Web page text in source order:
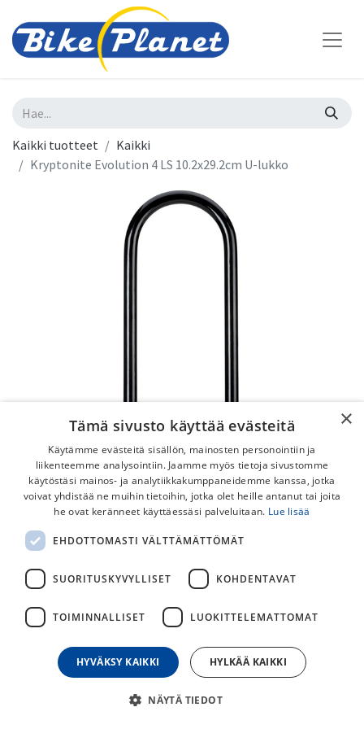
Kaikki tuotteet
Kaikki
Kryptonite Evolution 4 LS 10.2x29.2cm U-lukko
Kryptonite Evolution 4 LS
10.2x29.2cm U-lukko
Huippusuojaava Kryptonite Evolution 4 Series U-Lukko.
Mukana kiinnike, jolla saat lukon kulkemaan tukevasti
pyörässä kiinni. Tämä lukko on normaalia pidempi malli.
110,00 €
×
Tämä sivusto käyttää evästeitä
Käytämme evästeitä sisällön, mainosten personointiin ja
liikenteemme analysointiin. Jaamme myös tietoja sivustomme
käytöstäsi mainos- ja analytiikkakumppaneidemme kanssa, jotka
voivat yhdistää ne muihin tietoihin, jotka olet heille antanut tai joita
he ovat keränneet käyttäessäsi palveluitaan. Lue lisää
EHDOTTOMASTI VÄLTTÄMÄTTÖMÄT
SUORITUSKYVYLLISET KOHDENTAVAT
TOIMINNALLISET LUOKITTELEMATTOMAT
HYVÄKSY KAIKKI HYLKÄÄ KAIKKI
NÄYTÄ TIEDOT